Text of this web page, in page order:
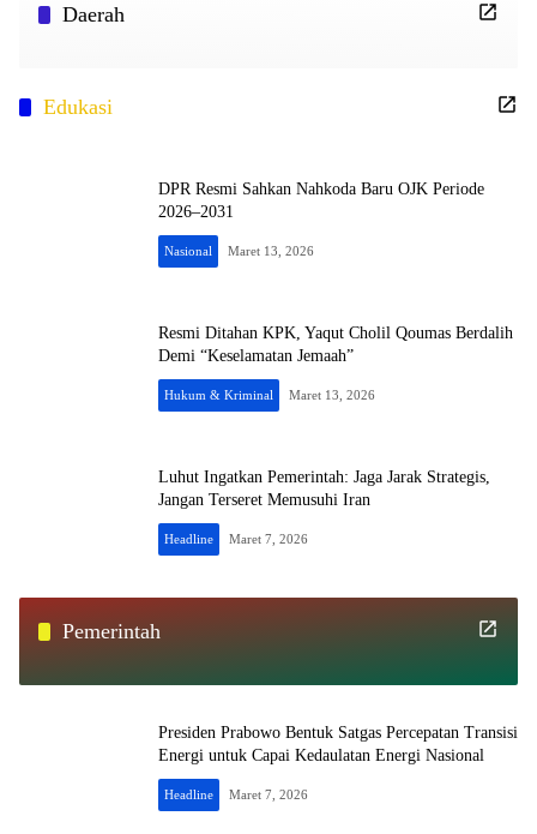
Daerah
Edukasi
DPR Resmi Sahkan Nahkoda Baru OJK Periode
2026–2031
Nasional Maret 13, 2026
Resmi Ditahan KPK, Yaqut Cholil Qoumas Berdalih
Demi “Keselamatan Jemaah”
Hukum & Kriminal Maret 13, 2026
Luhut Ingatkan Pemerintah: Jaga Jarak Strategis,
Jangan Terseret Memusuhi Iran
Headline Maret 7, 2026
Pemerintah
Presiden Prabowo Bentuk Satgas Percepatan Transisi
Energi untuk Capai Kedaulatan Energi Nasional
Headline Maret 7, 2026